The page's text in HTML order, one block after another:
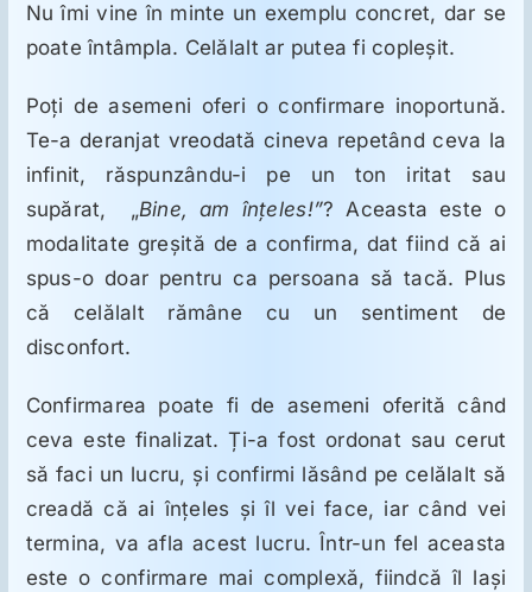
Nu îmi vine în minte un exemplu concret, dar se
poate întâmpla. Celălalt ar putea fi copleşit.
Poţi de asemeni oferi o confirmare inoportună.
Te-a deranjat vreodată cineva repetând ceva la
infinit, răspunzându-i pe un ton iritat sau
supărat, „Bine, am înţeles!”? Aceasta este o
modalitate greşită de a confirma, dat fiind că ai
spus-o doar pentru ca persoana să tacă. Plus
că celălalt rămâne cu un sentiment de
disconfort.
Confirmarea poate fi de asemeni oferită când
ceva este finalizat. Ți-a fost ordonat sau cerut
să faci un lucru, şi confirmi lăsând pe celălalt să
creadă că ai înţeles şi îl vei face, iar când vei
termina, va afla acest lucru. Într-un fel aceasta
este o confirmare mai complexă, fiindcă îl laşi